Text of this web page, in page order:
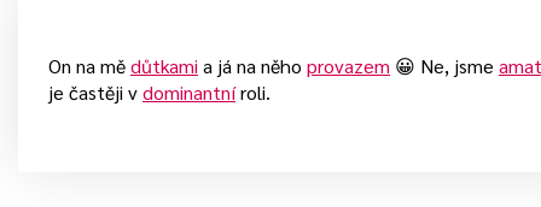
On na mědůtkami a já na něho provazem 😀 Ne, jsme
je častěji vdominantníroli.